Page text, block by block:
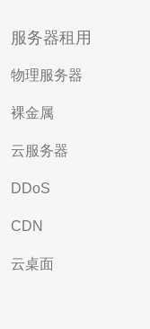
服务器租用
物理服务器
裸金属
云服务器
DDoS
CDN
云桌面